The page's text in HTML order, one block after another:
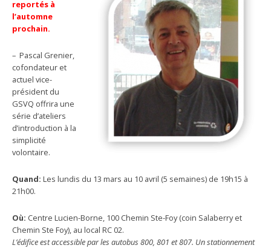
reportés à
l’automne
prochain.
– Pascal Grenier,
cofondateur et
actuel vice-
président du
GSVQ offrira une
série d’ateliers
d’introduction à la
simplicité
volontaire.
Quand: Les lundis du 13 mars au 10 avril (5 semaines) de 19h15 à
21h00.
Où: Centre Lucien-Borne, 100 Chemin Ste-Foy (coin Salaberry et
Chemin Ste Foy), au local RC 02.
L’édifice est accessible par les autobus 800, 801 et 807. Un stationnement